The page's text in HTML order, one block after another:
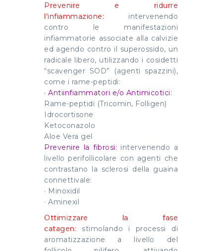
Prevenire e ridurre
l’infiammazione:
intervenendo
contro le manifestazioni
infiammatorie associate alla calvizie
ed agendo contro il superossido, un
radicale libero, utilizzando i cosidetti
“scavenger SOD” (agenti spazzini),
come i rame-peptidi:
· Antiinfiammatori e/o Antimicotici:
Rame-peptidi (Tricomin, Folligen)
Idrocortisone
Ketoconazolo
Aloe Vera gel
Prevenire la fibrosi: intervenendo a
livello perifollicolare con agenti che
contrastano la sclerosi della guaina
connettivale:
· Minoxidil
· Aminexil
Ottimizzare la fase
catagen:
stimolando i processi di
aromatizzazione a livello del